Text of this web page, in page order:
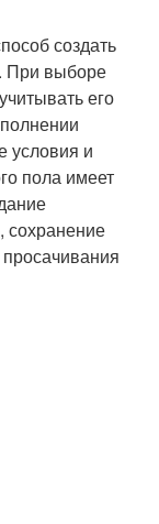
создать
При выборе
его
условия и
пола имеет
сохранение